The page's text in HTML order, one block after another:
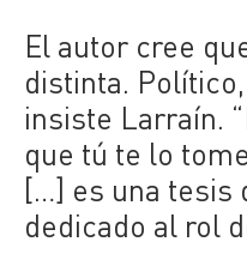
El autor cree
distinta.
insiste Larraín.
que tú te lo
[…] es una tesis
dedicado al rol